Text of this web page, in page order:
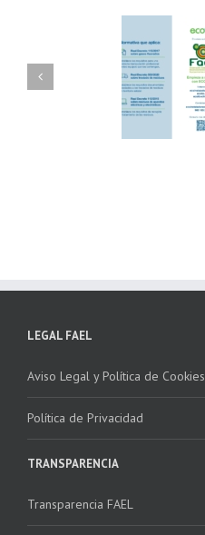
AAEL y
LEGAL FAEL
Aviso Legal y Política de Cookies
Política de Privacidad
TRANSPARENCIA
Transparencia FAEL